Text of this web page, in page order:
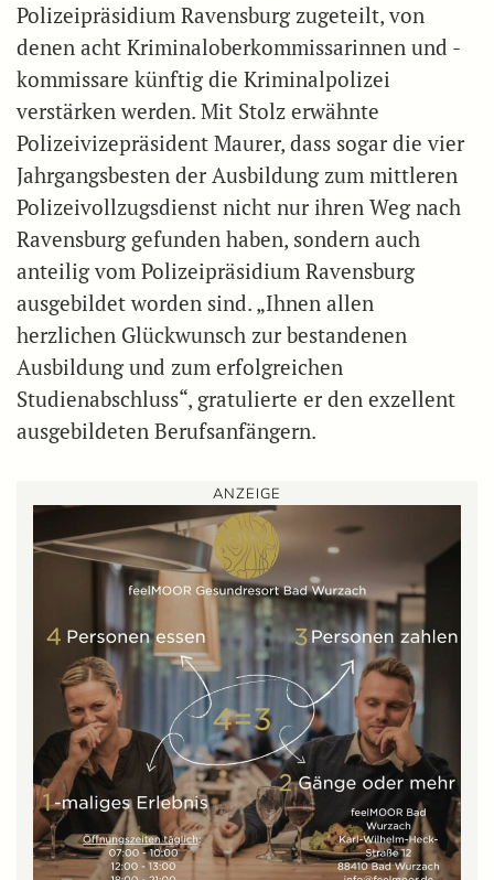
Polizeipräsidium Ravensburg zugeteilt, von
denen acht Kriminaloberkommissarinnen und -
kommissare künftig die Kriminalpolizei
verstärken werden. Mit Stolz erwähnte
Polizeivizepräsident Maurer, dass sogar die vier
Jahrgangsbesten der Ausbildung zum mittleren
Polizeivollzugsdienst nicht nur ihren Weg nach
Ravensburg gefunden haben, sondern auch
anteilig vom Polizeipräsidium Ravensburg
ausgebildet worden sind. „Ihnen allen
herzlichen Glückwunsch zur bestandenen
Ausbildung und zum erfolgreichen
Studienabschluss“, gratulierte er den exzellent
ausgebildeten Berufsanfängern.
ANZEIGE